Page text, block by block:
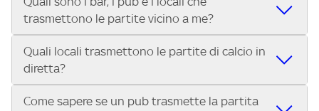
trasmettono le partite vicino a me?
Se cerchi un bar, pub, ristorante o locale vicino a te per
vedere le partite di Serie A ENILIVE, la Serie C Sky Wifi, la
UEFA Champions League, la UEFA Europa League, la UEFA
Conference League, il Tennis, la Formula 1®, la MotoGP™ e
Quali locali trasmettono le partite di calcio in
diretta?
Vuoi sapere quali bar, pub o ristoranti mostrano le partite
Come sapere se un pub trasmette la partita